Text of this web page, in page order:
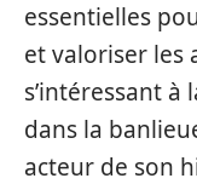
essentielles
et valoriser les
s’intéressant à
dans la
acteur de son